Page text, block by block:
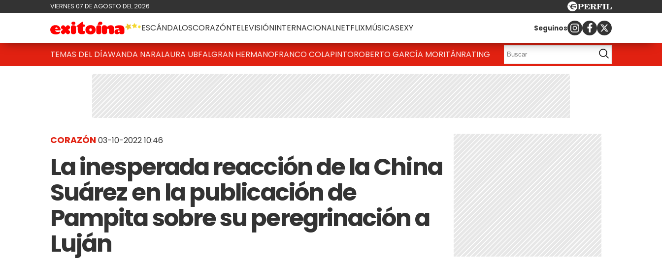
VIERNES 07 DE AGOSTO DEL 2026
ESCÁNDALOSCORAZÓNTELEVISIÓNINTERNACIONALNETFLIXMÚSICASEXY Seguinos
TEMAS DEL DÍAWANDA NARALAURA UBFALGRAN HERMANOFRANCO COLAPINTOROBERTO GARCÍA MORITÁNRATING
CORAZÓN 03-10-2022 10:46
La inesperada reacción de la China
Suárez en la publicación de
Pampita sobre su peregrinación a
Luján